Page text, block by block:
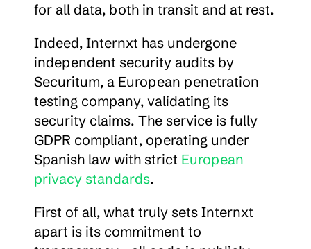
for all data, both in transit and at rest.
Indeed, Internxt has undergone
independent security audits by
Securitum, a European penetration
testing company, validating its
security claims. The service is fully
GDPR compliant, operating under
Spanish law with strict European
privacy standards.
First of all, what truly sets Internxt
apart is its commitment to